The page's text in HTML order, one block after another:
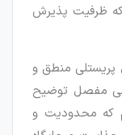
که ظرفیت پذیرش
پریستلی منطق و
مفصل توضیح
که محدودیت و